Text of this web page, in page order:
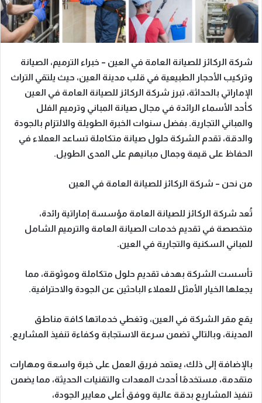
شركة الركائز للصيانة العامة في العين – خبراء الترميم، الصيانة
وتركيب الأحجار الطبيعية في قلب مدينة العين، حيث يلتقي التراث
الإماراتي بالحداثة، تبرز شركة الركائز للصيانة العامة في العين
كأحد الأسماء الرائدة في مجال صيانة المباني وترميم الفلل
والمباني التجارية. بفضل سنوات الخبرة الطويلة والالتزام بالجودة
والدقة، تقدم الشركة حلول صيانة متكاملة تساعد العملاء في
الحفاظ على قيمة وجمال مبانيهم على المدى الطويل.
من نحن – شركة الركائز للصيانة العامة في العين
تُعد شركة الركائز للصيانة العامة مؤسسة إماراتية رائدة،
متخصصة في تقديم خدمات الصيانة العامة والترميم الشامل
للمباني السكنية والتجارية في العين.
تأسست الشركة بهدف تقديم حلول متكاملة وموثوقة، مما
يجعلها الخيار الأمثل للعملاء الباحثين عن الجودة والاحترافية.
يقع مقر الشركة في العين، وتغطي خدماتها كافة مناطق
المدينة، وبالتالي تضمن سرعة الاستجابة وكفاءة تنفيذ المشاريع.
بالإضافة إلى ذلك، يعتمد فريق العمل على خبرة واسعة ومهارات
متقدمة، مستخدمًا أحدث المعدات والتقنيات الحديثة، مما يضمن
تنفيذ المشاريع بدقة عالية ووفق أعلى معايير الجودة،